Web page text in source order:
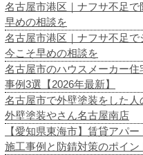
名古屋市港区｜ナフサ不足
早めの相談を
名古屋市港区｜ナフサ不足
今こそ早めの相談を
名古屋市のハウスメーカー
事例3選【2026年最新】
名古屋市で外壁塗装をした
外壁塗装やさん名古屋南店
【愛知県東海市】賃貸アパ
施工事例と防錆対策のポイン